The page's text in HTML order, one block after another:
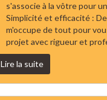
s'associe à la vôtre pour
Simplicité et efficacité :
m'occupe de tout pour
projet avec rigueur et
Lire la suite